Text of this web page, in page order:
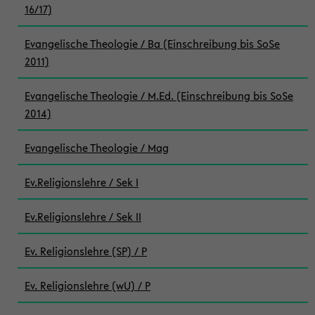
16/17)
Evangelische Theologie / Ba (Einschreibung bis SoSe
2011)
Evangelische Theologie / M.Ed. (Einschreibung bis SoSe
2014)
Evangelische Theologie / Mag
Ev.Religionslehre / Sek I
Ev.Religionslehre / Sek II
Ev. Religionslehre (SP) / P
Ev. Religionslehre (wU) / P